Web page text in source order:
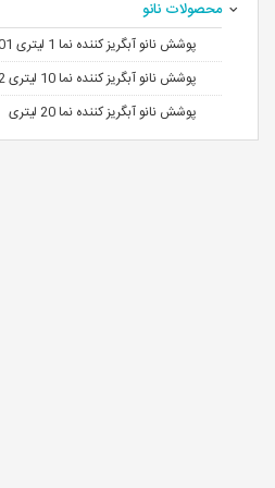
محصولات نانو
پوشش نانو آبگریز کننده نما 1 لیتری 01-N
پوشش نانو آبگریز کننده نما 10 لیتری 02-N
پوشش نانو آبگریز کننده نما 20 لیتری